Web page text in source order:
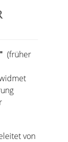
(früher
von